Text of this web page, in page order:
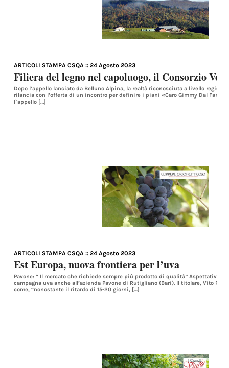
ARTICOLI STAMPA CSQA :: 24 Agosto 2023
Filiera del legno nel capoluogo, il Consorzio
Dopo l’appello lanciato da Belluno Alpina, la realtà riconosciuta a livello
rilancia con l’offerta di un incontro per definire i piani «Caro Gimmy Dal Farra,
l`appello […]
ARTICOLI STAMPA CSQA :: 24 Agosto 2023
Est Europa, nuova frontiera per l’uva
Pavone: “ Il mercato che richiede sempre più prodotto di qualità” Aspettative
campagna uva anche all’azienda Pavone di Rutigliano (Bari). Il titolare, Vito
come, “nonostante il ritardo di 15-20 giorni, […]